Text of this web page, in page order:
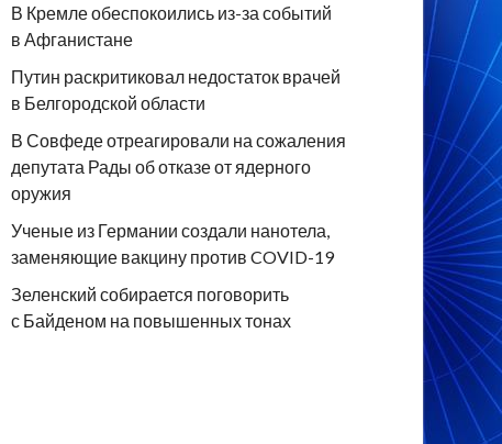
В Кремле обеспокоились из-за событий
в Афганистане
Путин раскритиковал недостаток врачей
в Белгородской области
В Совфеде отреагировали на сожаления
депутата Рады об отказе от ядерного
оружия
Ученые из Германии создали нанотела,
заменяющие вакцину против COVID-19
Зеленский собирается поговорить
с Байденом на повышенных тонах